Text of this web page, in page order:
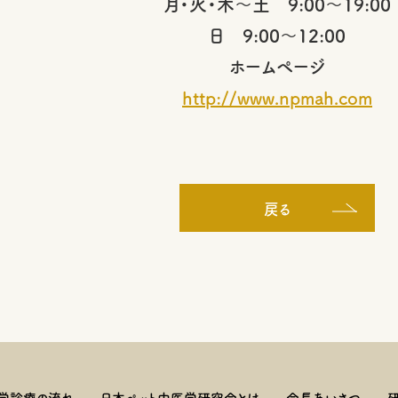
日 9:00～12:00
ホームページ
http://www.npmah.com
戻る